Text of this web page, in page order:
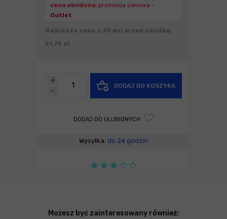
cena obniżona: promocja cenowa -
Outlet
Najniższa cena z 30 dni przed obniżką:
51,75 zł
-
+
DODAJ DO KOSZYKA
DODAJ DO ULUBIONYCH
Wysyłka: do 24 godzin
Możesz być zainteresowany również: